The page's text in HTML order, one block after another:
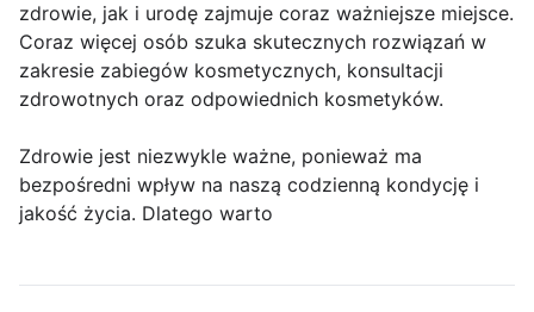
zdrowie, jak i urodę zajmuje coraz ważniejsze miejsce.
Coraz więcej osób szuka skutecznych rozwiązań w
zakresie zabiegów kosmetycznych, konsultacji
zdrowotnych oraz odpowiednich kosmetyków.
Zdrowie jest niezwykle ważne, ponieważ ma
bezpośredni wpływ na naszą codzienną kondycję i
jakość życia. Dlatego warto